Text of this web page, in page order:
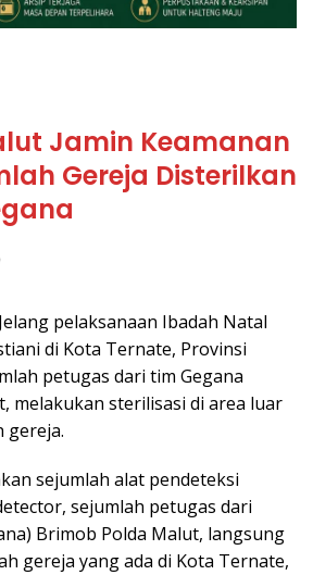
Jamin Keamanan
Gereja Disterilkan
pelaksanaan Ibadah Natal
di Kota Ternate, Provinsi
petugas dari tim Gegana
melakukan sterilisasi di area luar
gereja.
sejumlah alat pendeteksi
sejumlah petugas dari
Brimob Polda Malut, langsung
gereja yang ada di Kota Ternate,